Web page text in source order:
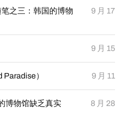
之三：韩国的博物
9 月 17
9 月 15
） 9 月 11
博物馆缺乏真实 8 月 28